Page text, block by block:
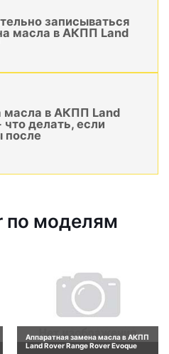
записываться
масла в АКПП Land
масла в АКПП Land
делать, если
после
по моделям
Аппаратная замена масла в АКПП
Land Rover Range Rover Evoque